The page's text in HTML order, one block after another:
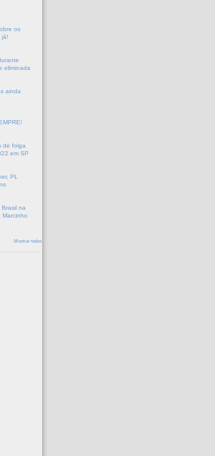
os
já!
eliminada
ainda
de folga
em SP
PL
na
Marcinho
Mostrar todos